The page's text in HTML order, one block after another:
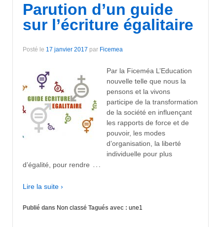
Parution d’un guide
sur l’écriture égalitaire
Posté le 17 janvier 2017 par Ficemea
Par la Ficeméa L’Education
nouvelle telle que nous la
pensons et la vivons
participe de la transformation
de la société en influençant
les rapports de force et de
pouvoir, les modes
d’organisation, la liberté
individuelle pour plus
d’égalité, pour rendre …
Lire la suite ›
Publié dans Non classé Tagués avec : une1